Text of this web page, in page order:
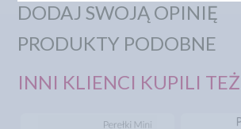
DODAJ SWOJĄ OPINIĘ
PRODUKTY PODOBNE
INNI KLIENCI KUPILI TEŻ